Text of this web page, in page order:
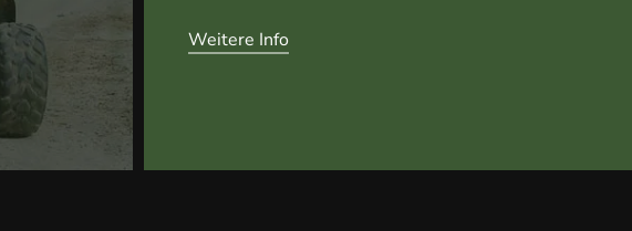
Weitere Info